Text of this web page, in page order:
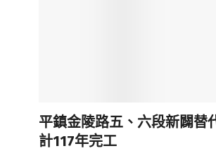
平鎮金陵路五、六段新闢替
計117年完工